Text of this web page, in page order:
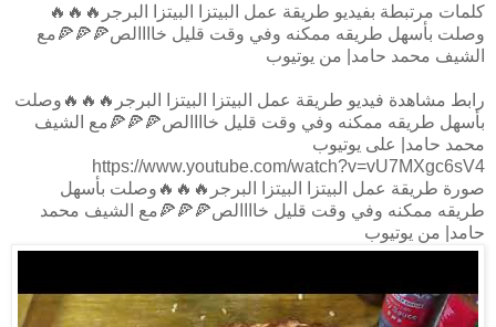
كلمات مرتبطة بفيديو طريقة عمل البيتزا البيتزا البرجر🔥🔥🔥
وصلت بأسهل طريقه ممكنه وفي وقت قليل خاااالص🍕🍕🍕مع
الشيف محمد حامد| من يوتيوب
رابط مشاهدة فيديو طريقة عمل البيتزا البيتزا البرجر🔥🔥🔥وصلت
بأسهل طريقه ممكنه وفي وقت قليل خاااالص🍕🍕🍕مع الشيف
محمد حامد| على يوتيوب
https://www.youtube.com/watch?v=vU7MXgc6sV4
صورة طريقة عمل البيتزا البيتزا البرجر🔥🔥🔥وصلت بأسهل
طريقه ممكنه وفي وقت قليل خاااالص🍕🍕🍕مع الشيف محمد
حامد| من يوتيوب